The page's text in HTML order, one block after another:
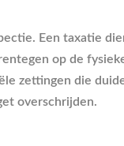
Een taxatie
op de
zettingen die
overschrijden.